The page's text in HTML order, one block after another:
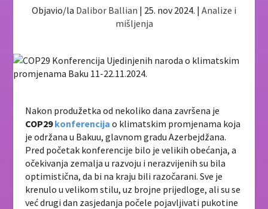
Objavio/la Dalibor Ballian | 25. nov 2024. | Analize i
mišljenja
Nakon produžetka od nekoliko dana završena je
COP29konferencija o klimatskim promjenama koja
je održana u Bakuu, glavnom gradu Azerbejdžana.
Pred početak konferencije bilo je velikih obećanja, a
očekivanja zemalja u razvoju i nerazvijenih su bila
optimistična, da bi na kraju bili razočarani. Sve je
krenulo u velikom stilu, uz brojne prijedloge, ali su se
već drugi dan zasjedanja počele pojavljivati pukotine